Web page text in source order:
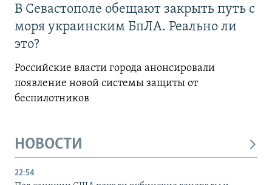
В Севастополе обещают закрыть путь с
моря украинским БпЛА. Реально ли
это?
Российские власти города анонсировали
появление новой системы защиты от
беспилотников
НОВОСТИ
22:54